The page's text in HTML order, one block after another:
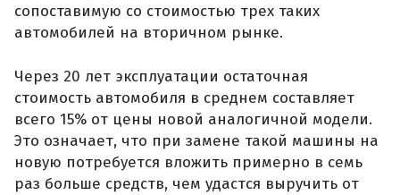
сопоставимую со стоимостью трех таких
автомобилей на вторичном рынке.
Через 20 лет эксплуатации остаточная
стоимость автомобиля в среднем составляет
всего 15% от цены новой аналогичной модели.
Это означает, что при замене такой машины на
новую потребуется вложить примерно в семь
раз больше средств, чем удастся выручить от